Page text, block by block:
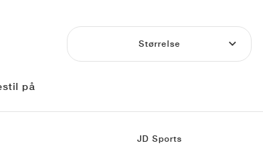
Størrelse
på
JD Sports